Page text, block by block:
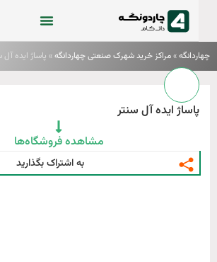
»مراکز خرید شهرک صنعتی چهاردانگه»پاساژ ایده آل سنتر
پاساژ ایده آل سنتر
مشاهده فروشگاه‌ها
به اشتراک بگذارید